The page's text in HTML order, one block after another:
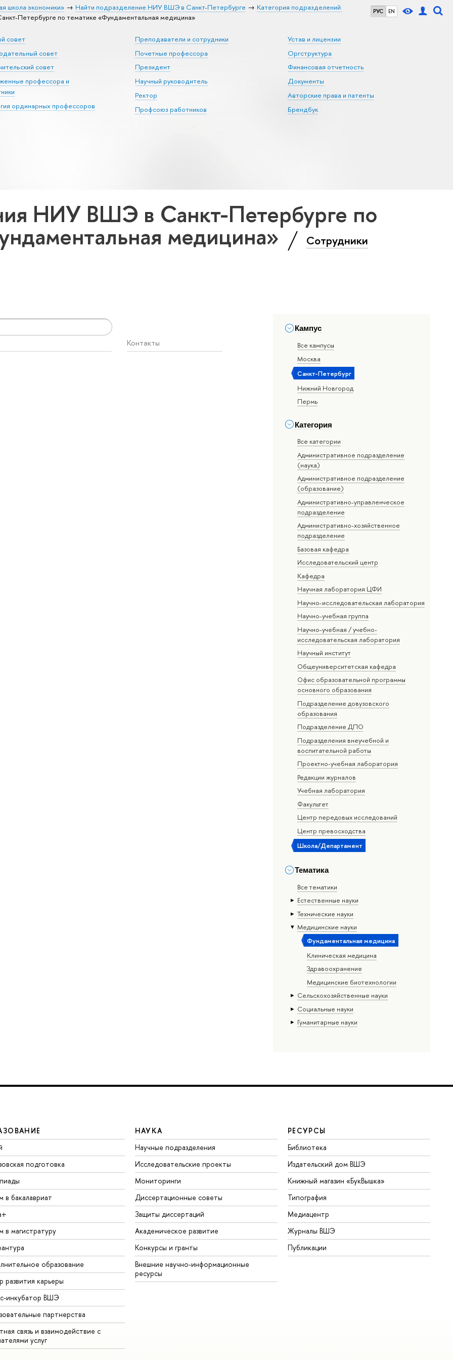
РУС EN
школа экономики» Найти подразделение НИУ ВШЭ в Санкт-Петербурге
Категория подразделений:
Петербурге по тематике «Фундаментальная медицина»
совет
совет
совет
профессора и
ординарных профессоров
Преподаватели и сотрудники
Почетные профессора
Президент
Научный руководитель
Ректор
Профсоюз работников
Устав и лицензии
Оргструктура
Финансовая отчетность
Документы
Авторские права и патенты
Брендбук
НИУ ВШЭ в Санкт-Петербурге по
медицина» Сотрудники
Кампус
Все кампусы
Москва
Санкт-Петербург
Нижний Новгород
Пермь
Категория
Все категории
Административное подразделение
(наука)
Административное подразделение
(образование)
Административно-управленческое
подразделение
Административно-хозяйственное
подразделение
Базовая кафедра
Исследовательский центр
Кафедра
Научная лаборатория ЦФИ
Научно-исследовательская лаборатория
Научно-учебная группа
Научно-учебная / учебно-
исследовательская лаборатория
Научный институт
Общеуниверситетская кафедра
Офис образовательной программы
основного образования
Подразделение довузовского
образования
Подразделение ДПО
Подразделения внеучебной и
воспитательной работы
Проектно-учебная лаборатория
Редакции журналов
Учебная лаборатория
Факультет
Центр передовых исследований
Центр превосходства
Школа/Департамент
Тематика
Все тематики
Естественные науки
Тех­ничес­кие науки
Медицинские науки
Фундаментальная медицина
Клиническая медицина
Здравоохранение
Медицинские биотехнологии
Сельскохозяйственные науки
Социальные науки
Гуманитарные науки
Контакты
подготовка
в бакалавриат
в магистратуру
образование
развития карьеры
инкубатор ВШЭ
партнерства
связь и взаимодействие с
услуг
НАУКА
Научные подразделения
Исследовательские проекты
Мониторинги
Диссертационные советы
Защиты диссертаций
Академическое развитие
Конкурсы и гранты
Внешние научно-информационные
ресурсы
РЕСУРСЫ
Библиотека
Издательский дом ВШЭ
Книжный магазин «БукВышка»
Типография
Медиацентр
Журналы ВШЭ
Публикации